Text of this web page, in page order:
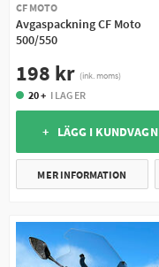
CF MOTO
Avgaspackning CF Moto
500/550
198 kr (ink. moms)
20 + I LAGER
+ LÄGG I KUNDVAGN
MER INFORMATION